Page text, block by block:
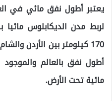
يعتبر أطول نفق مائي في
لربط مدن الديكابلوس
أطول نفق بالعالم
مائية تحت الأرض.